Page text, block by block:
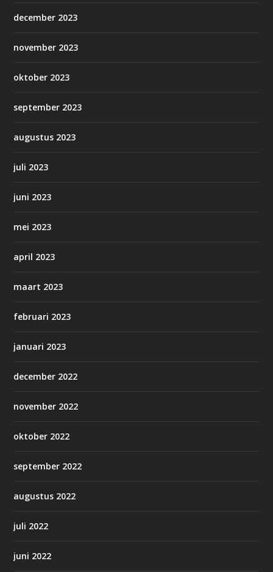
december 2023
november 2023
oktober 2023
september 2023
augustus 2023
juli 2023
juni 2023
mei 2023
april 2023
maart 2023
februari 2023
januari 2023
december 2022
november 2022
oktober 2022
september 2022
augustus 2022
juli 2022
juni 2022